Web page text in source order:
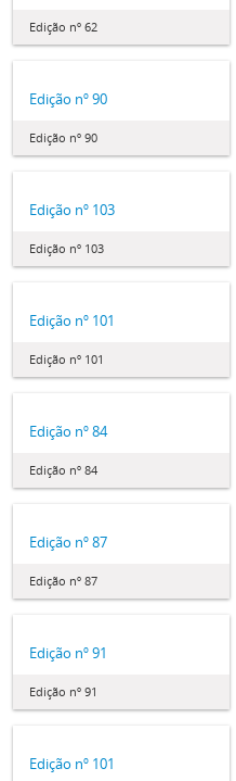
Edição nº 62
Edição nº 90
Edição nº 90
Edição nº 103
Edição nº 103
Edição nº 101
Edição nº 101
Edição nº 84
Edição nº 84
Edição nº 87
Edição nº 87
Edição nº 91
Edição nº 91
Edição nº 101